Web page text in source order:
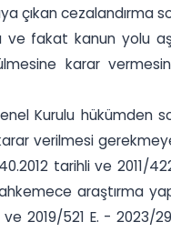
çıkan cezalandırma
ve fakat kanun yolu
karar
Kurulu
verilmesi
tarihli ve 2011/
araştırma
2019/521 E. - 2023/